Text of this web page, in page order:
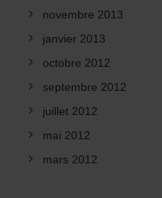
novembre 2013
janvier 2013
octobre 2012
septembre 2012
juillet 2012
mai 2012
mars 2012